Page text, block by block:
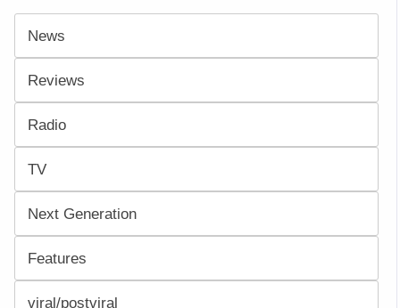
News
Reviews
Radio
TV
Next Generation
Features
viral/postviral